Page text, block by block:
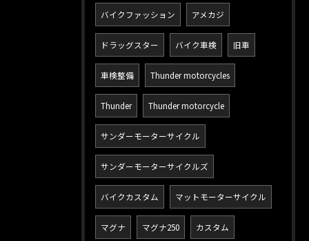
バイクファッション アメカジ
ドラッグスター バイク車検 旧車
車検整備 Thunder motorcycles
Thunder Thunder motorcycle
サンダーモーターサイクル
サンダーモーターサイクルズ
バイクカスタム マットモーターサイクル
マグナ マグナ250 カスタム